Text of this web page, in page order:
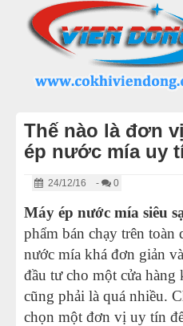
Thế nào là đơn
ép nước mía uy
24/12/16 - 0
Máy ép nước mía siêu
phẩm bán chạy trên
nước mía khá đơn giản
đầu tư cho một cửa
cũng phải là quá nhiều.
chọn một đơn vị uy tín
DANH MỤC SẢN PHẨM
MÁY ÉP MÍA 2025
MÁY ÉP NƯỚC MÍA ĐỂ BÀN
XE NƯỚC MÍA SIÊU SẠCH
MÁY CẠO VỎ MÍA
MÁY ÉP LY NƯỚC MÍA
MÁY PHỤC VỤ GIẢI KHÁT
LINH KIỆN MÁY ÉP MÍA